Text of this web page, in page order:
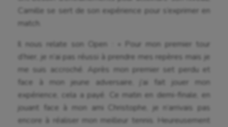
Camille se sert de son expérience pour s’exprimer en
match.
Il nous relate son Open : « Pour mon premier tour
d’hier, je n’ai pas réussi à prendre mes repères mais je
me suis accroché. Après mon premier set perdu et
face à mon jeune adversaire, j’ai fait jouer mon
expérience, cela a payé. Ce matin en demi-finale, en
jouant face à mon ami Christophe, je n’arrivais pas
encore à réaliser mon meilleur tennis. Heureusement